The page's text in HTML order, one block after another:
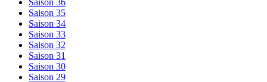
Saison 35
Saison 34
Saison 33
Saison 32
Saison 31
Saison 30
Saison 29